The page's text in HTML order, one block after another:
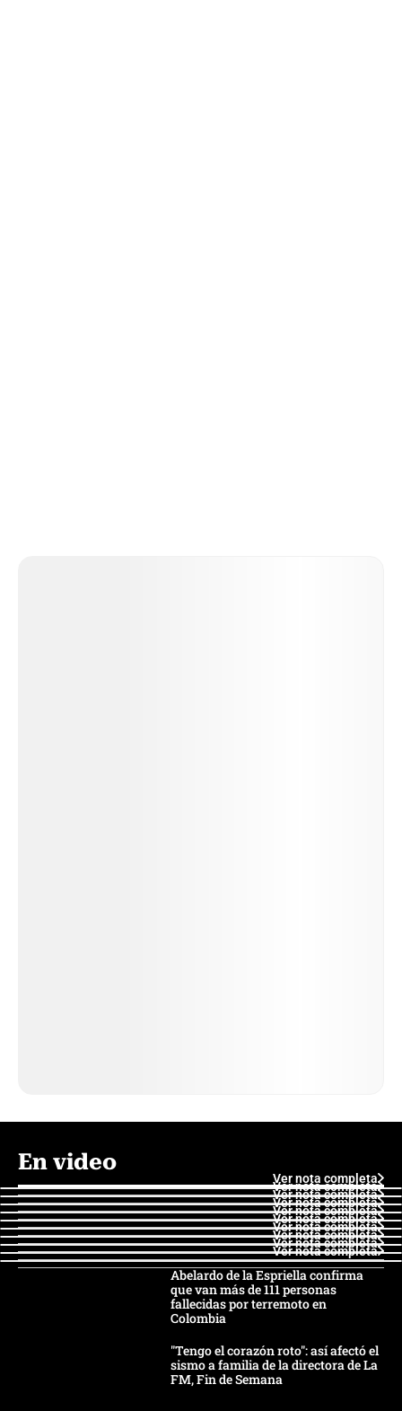
En video
Ver nota completa
Ver nota completa
Ver nota completa
Ver nota completa
Ver nota completa
Ver nota completa
Ver nota completa
Ver nota completa
Ver nota completa
Ver nota completa
Abelardo de la Espriella confirma
que van más de 111 personas
fallecidas por terremoto en
Colombia
"Tengo el corazón roto": así afectó el
sismo a familia de la directora de La
FM, Fin de Semana